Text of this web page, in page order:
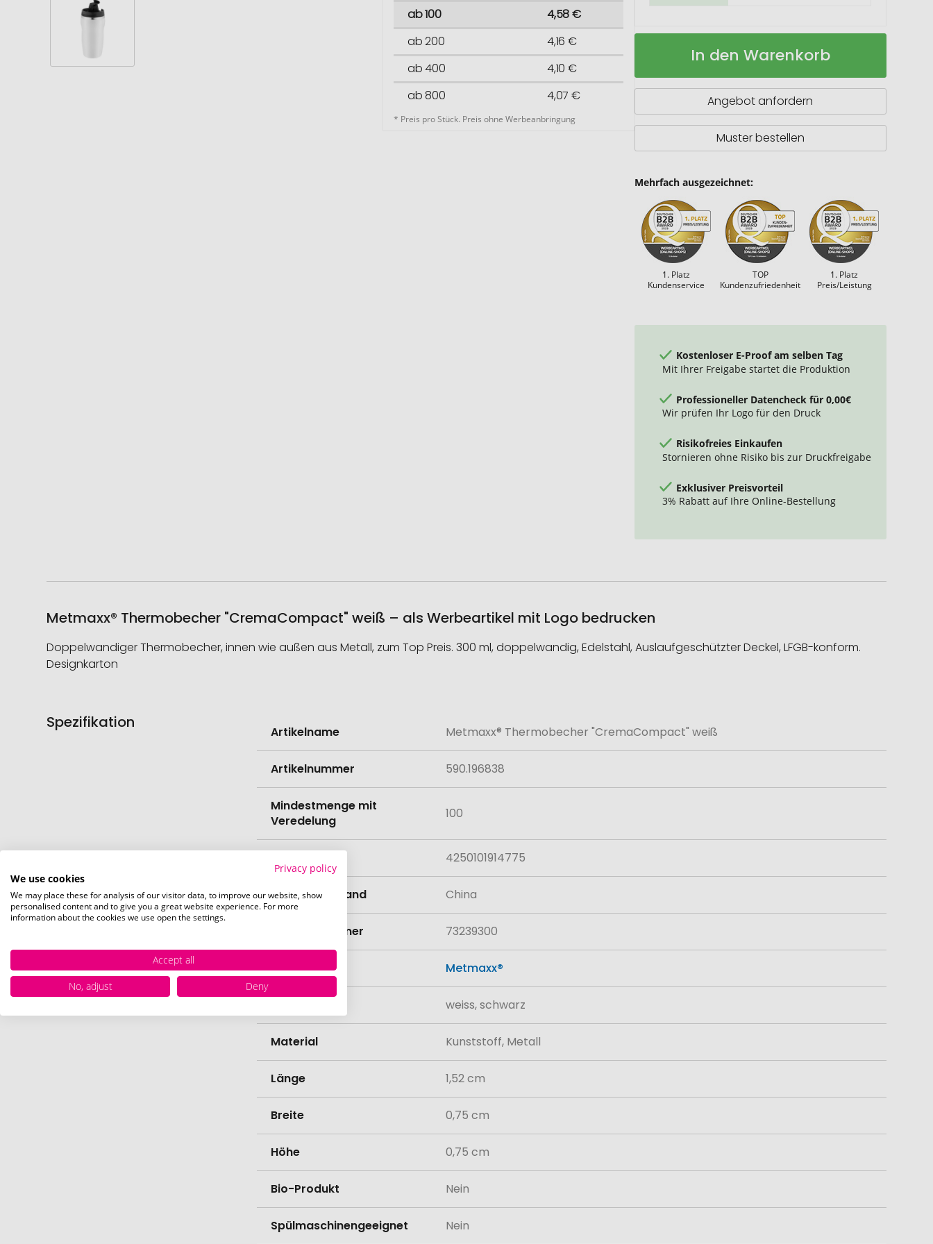
ab 100
4,58 €
ab 200
4,16 €
ab 400
4,10 €
ab 800
4,07 €
* Preis pro Stück. Preis ohne Werbeanbringung
Metmaxx®
Thermobecher
Auf
In den Warenkorb
Angebot anfordern
Muster bestellen
Mehrfach ausgezeichnet:
1. Platz
Kundenservice
TOP
Kundenzufriedenheit
1. Platz
Preis/Leistung
Kostenloser E-Proof am selben Tag
Mit Ihrer Freigabe startet die Produktion
Professioneller Datencheck für 0,00€
Wir prüfen Ihr Logo für den Druck
Risikofreies Einkaufen
Stornieren ohne Risiko bis zur Druckfreigabe
Exklusiver Preisvorteil
3% Rabatt auf Ihre Online-Bestellung
Metmaxx® Thermobecher "CremaCompact" weiß – als Werbeartikel mit Logo bedrucken
Doppelwandiger Thermobecher, innen wie außen aus Metall, zum Top Preis. 300 ml, doppelwandig, Edelstahl, Auslaufgeschützter Deckel, LFGB-konform.
Designkarton
Spezifikation
Informationen
Artikelname Metmaxx® Thermobecher "CremaCompact" weiß
Artikelnummer 590.196838
Mindestmenge mit
Veredelung
100
4250101914775
Herstellungsland China
Zolltarifnummer 73239300
Marke Metmaxx®
weiss, schwarz
Material Kunststoff, Metall
Länge 1,52 cm
Breite 0,75 cm
Höhe 0,75 cm
Bio-Produkt Nein
Spülmaschinengeeignet Nein
Privacy policy
We use cookies
We may place these for analysis of our visitor data, to improve our website, show
personalised content and to give you a great website experience. For more
information about the cookies we use open the settings.
Accept all
No, adjust
Deny